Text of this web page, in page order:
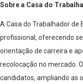
Sobre a Casa do
A Casa do Trabalhador de
profissional, oferecendo
orientação de carreira e
recolocação no mercado.
candidatos, ampliando as